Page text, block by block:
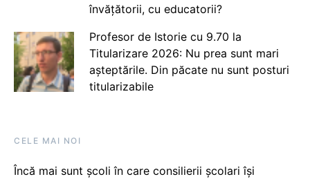
învățătorii, cu educatorii?
Profesor de Istorie cu 9.70 la
Titularizare 2026: Nu prea sunt mari
așteptările. Din păcate nu sunt posturi
titularizabile
CELE MAI NOI
Încă mai sunt școli în care consilierii școlari își